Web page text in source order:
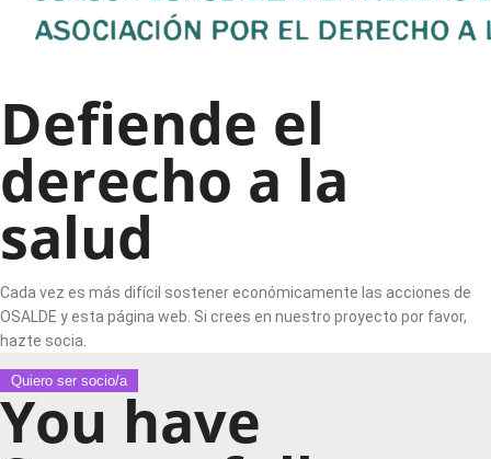
Defiende el
derecho a la
salud
Cada vez es más difícil sostener económicamente las acciones de
OSALDE y esta página web. Si crees en nuestro proyecto por favor,
hazte socia.
Quiero ser socio/a
You have